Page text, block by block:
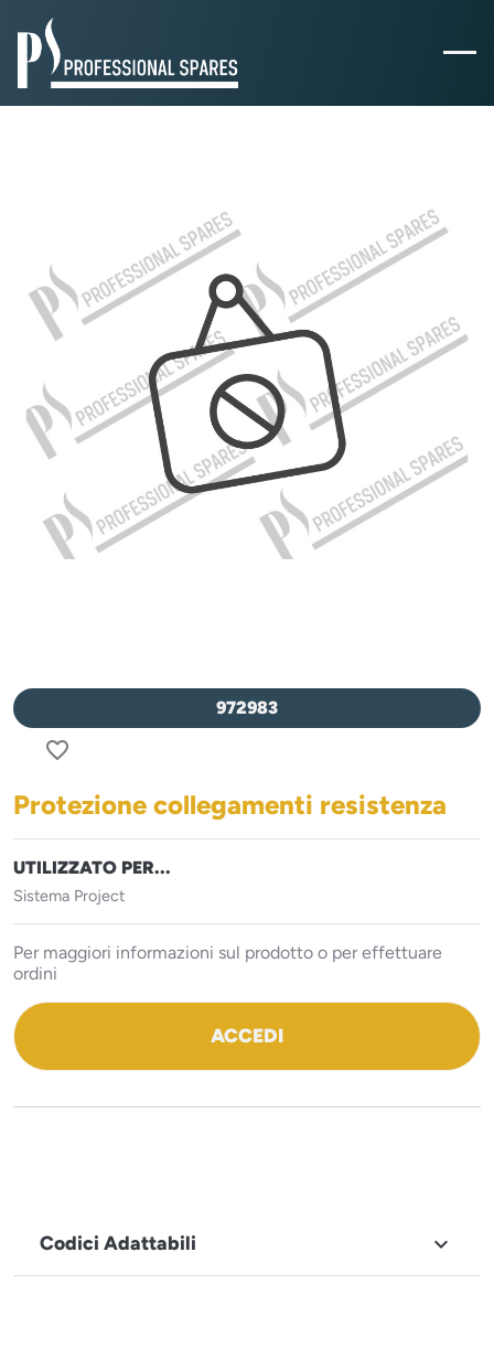
972983
favorite_border
Protezione collegamenti resistenza
UTILIZZATO PER...
Sistema Project
Per maggiori informazioni sul prodotto o per effettuare
ordini
ACCEDI
Codici Adattabili 